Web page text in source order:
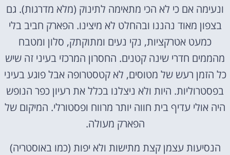
ונעימה אם כי לא הכי מתאימה לתינוק (מלא מדרגות). גם
בצפון מאוד נהננו ובהחלט לא מיצינו. הפארק חביב בלי
כמעט אטרקציות, נקי נעים ומתוקתק, סלון ומטבח
מהממים חדרי שינה קטנים. החסרון המרכזי בעיני זה שיש
כל הזמן רעש של מטוסים, לא קטסטרופה אבל פוגע בעיני
בפסטרוליות. היות ולא ניצלנו בכלל את רעיון כפר הנופש
היה אולי עדיף בית חווה יותר מרווח ופסטורלי. המיקום של
הפארק מעולה.
הנסיעות עצמן קצת מתישות ולא יפות (כמו באוסטריה)